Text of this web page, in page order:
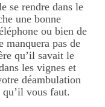
se rendre dans le
une bonne
ou bien de
pas de
qu’il savait le
les vignes et
déambulation
vous faut.